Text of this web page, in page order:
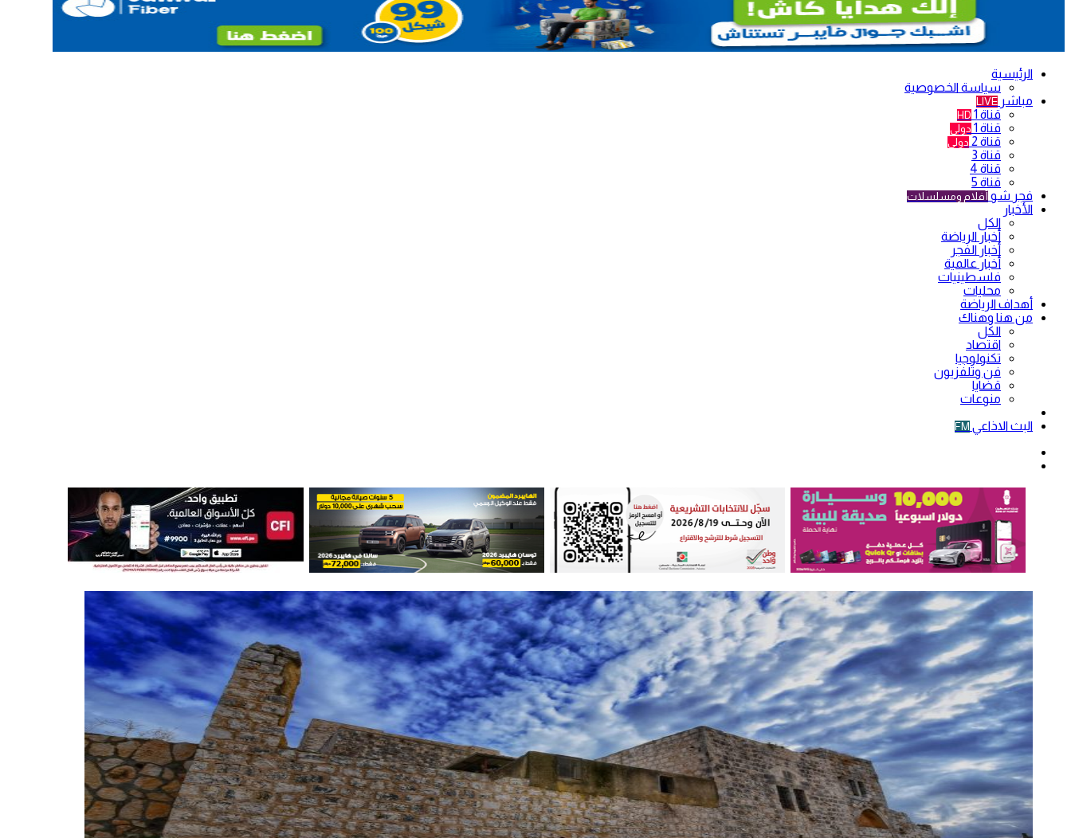
الرئيسية
سياسة الخصوصية
مباشر LIVE
قناة 1 HD
قناة 1 دولي
قناة 2 دولي
قناة 3
قناة 4
قناة 5
فجر شو أفلام ومسلسلات
الأخبار
الكل
أخبار الرياضة
أخبار الفجر
أخبار عالمية
فلسطينيات
محليات
أهداف الرياضة
من هنا وهناك
الكل
اقتصاد
تكنولوجيا
فن وتلفزيون
قضايا
منوعات
البث الاذاعي FM